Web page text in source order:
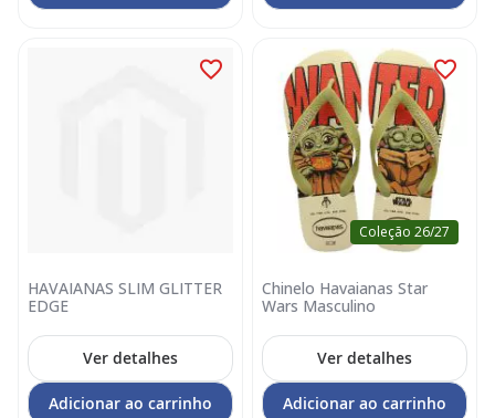
HAVAIANAS SLIM GLITTER
EDGE
Ver detalhes
Adicionar ao carrinho
Coleção 26/27
Chinelo Havaianas Star
Wars Masculino
Ver detalhes
Adicionar ao carrinho